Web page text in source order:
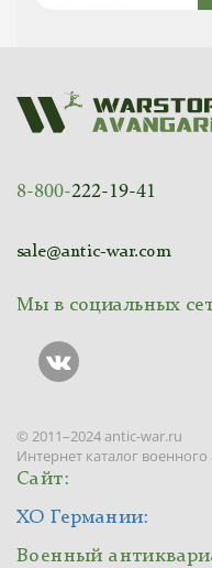
8-800-222-19-41
sale@antic-war.com
Мы в социальных
© 2011–2024 antic-war.ru
Интернет каталог военного
Сайт:
ХО Германии:
Военный